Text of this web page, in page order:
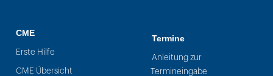
CME
Erste Hilfe
CME Übersicht
Termine
Anleitung zur
Termineingabe